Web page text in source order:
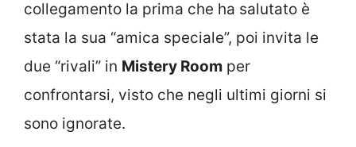
collegamento la prima che ha salutato è
stata la sua “amica speciale”, poi invita le
due “rivali” in Mistery Room per
confrontarsi, visto che negli ultimi giorni si
sono ignorate.